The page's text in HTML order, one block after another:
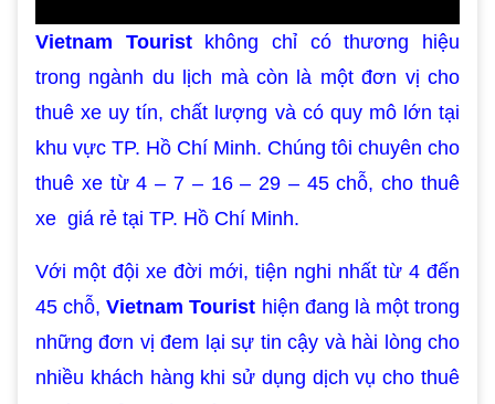
Vietnam Touristkhông chỉ có thương hiệu
trong ngành du lịch mà còn là một đơn vị cho
thuê xe uy tín, chất lượng và có quy mô lớn tại
khu vực TP. Hồ Chí Minh. Chúng tôi chuyên cho
thuê xe từ 4 – 7 – 16 – 29 – 45 chỗ, cho thuê
xe giá rẻ tại TP. Hồ Chí Minh.
Với một đội xe đời mới, tiện nghi nhất từ 4 đến
45 chỗ,Vietnam Tourist hiện đang là một trong
những đơn vị đem lại sự tin cậy và hài lòng cho
nhiều khách hàng khi sử dụng dịch vụ cho thuê